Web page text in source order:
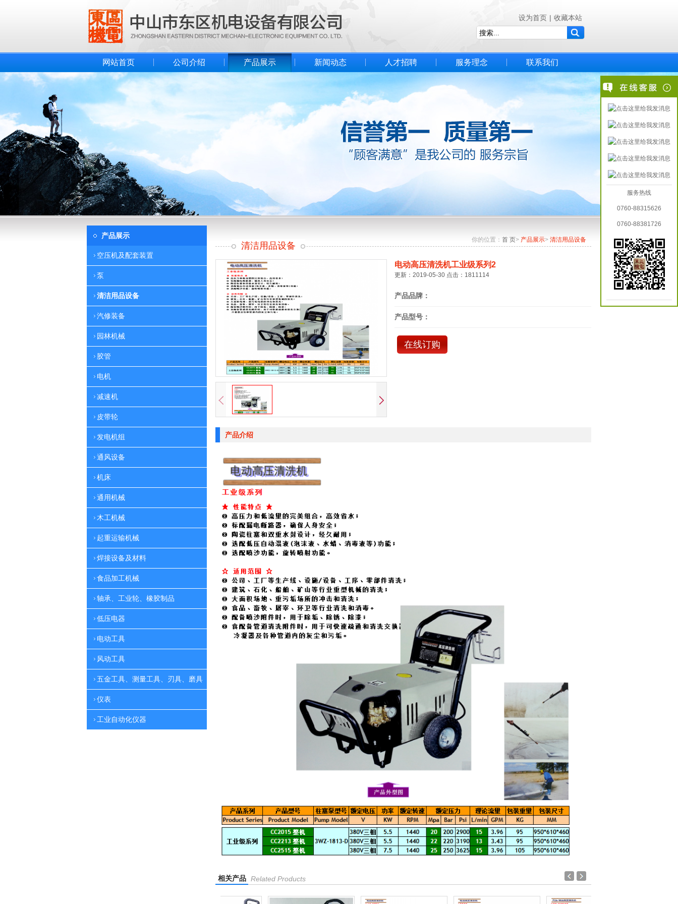
设为首页 | 收藏本站
网站首页 公司介绍 产品展示 新闻动态 人才招聘 服务理念 联系我们
产品展示
空压机及配套装置
泵
清洁用品设备
汽修装备
园林机械
胶管
电机
减速机
皮带轮
发电机组
通风设备
机床
通用机械
木工机械
起重运输机械
焊接设备及材料
食品加工机械
轴承、工业轮、橡胶制品
低压电器
电动工具
风动工具
五金工具、测量工具、刃具、磨具
仪表
工业自动化仪器
你的位置： 首 页> 产品展示> 清洁用品设备
清洁用品设备
电动高压清洗机工业级系列2
更新：2019-05-30 点击：1811114
产品品牌：
产品型号：
在线订购
产品介绍
相关产品 Related Products
服务热线
0760-88315626
0760-88381726